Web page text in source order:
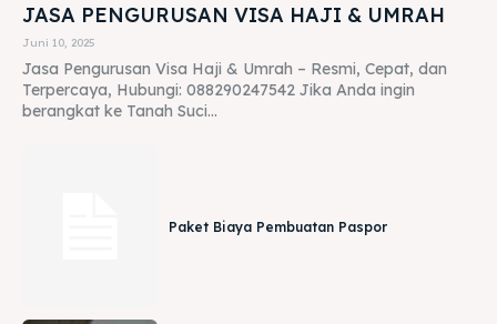
JASA PENGURUSAN VISA HAJI & UMRAH
Juni 10, 2025
Jasa Pengurusan Visa Haji & Umrah – Resmi, Cepat, dan
Terpercaya, Hubungi: 088290247542 Jika Anda ingin
berangkat ke Tanah Suci...
Paket Biaya Pembuatan Paspor